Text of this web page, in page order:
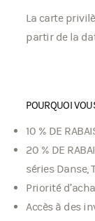
La carte
partir de la
POURQUOI
10 % DE
20 % DE
séries Danse,
Priorité
Accès à des